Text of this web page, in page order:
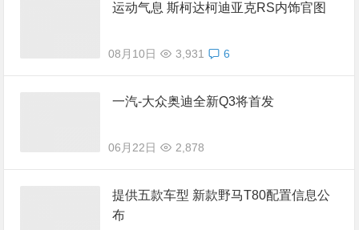
运动气息 斯柯达柯迪亚克RS内饰官图
08月10日 3,931 6
一汽-大众奥迪全新Q3将首发
06月22日 2,878
提供五款车型 新款野马T80配置信息公
布